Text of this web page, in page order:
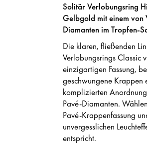
Solitär Verlobungsring
Gelbgold mit einem von
Diamanten im Tropfen-
Die klaren, fließenden
Verlobungsrings Classic
einzigartigen Fassung,
geschwungene Krappen
komplizierten
Pavé-Diamanten.
Pavé-Krappenfassung
unvergesslichen
entspricht.